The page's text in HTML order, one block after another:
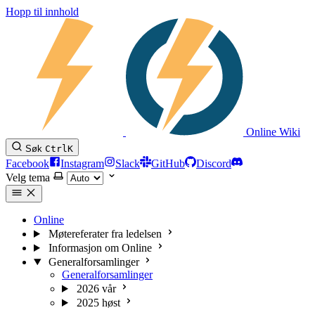
Hopp til innhold
Online Wiki
Søk CtrlK
Facebook Instagram Slack GitHub
Discord
Velg tema
Online
Møtereferater fra ledelsen
Informasjon om Online
Generalforsamlinger
Generalforsamlinger
2026 vår
2025 høst